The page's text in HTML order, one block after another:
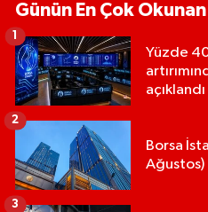
Günün En Çok
Yüzde
açıklandı
Borsa
Ağustos)
2
3